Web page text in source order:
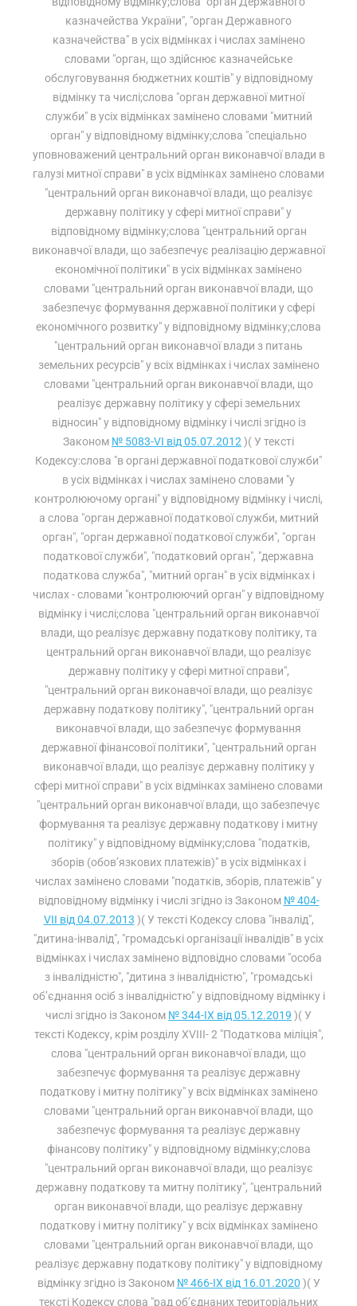
казначейства України", "орган Державного
казначейства" в усіх відмінках і числах замінено
словами "орган, що здійснює казначейське
обслуговування бюджетних коштів" у відповідному
відмінку та числі;слова "орган державної митної
служби" в усіх відмінках замінено словами "митний
орган" у відповідному відмінку;слова "спеціально
уповноважений центральний орган виконавчої влади в
галузі митної справи" в усіх відмінках замінено словами
"центральний орган виконавчої влади, що реалізує
державну політику у сфері митної справи" у
відповідному відмінку;слова "центральний орган
виконавчої влади, що забезпечує реалізацію державної
економічної політики" в усіх відмінках замінено
словами "центральний орган виконавчої влади, що
забезпечує формування державної політики у сфері
економічного розвитку" у відповідному відмінку;слова
"центральний орган виконавчої влади з питань
земельних ресурсів" у всіх відмінках і числах замінено
словами "центральний орган виконавчої влади, що
реалізує державну політику у сфері земельних
відносин" у відповідному відмінку і числі згідно із
Законом № 5083-VI від 05.07.2012 )( У тексті
Кодексу:слова "в органі державної податкової служби"
в усіх відмінках і числах замінено словами "у
контролюючому органі" у відповідному відмінку і числі,
а слова "орган державної податкової служби, митний
орган", "орган державної податкової служби", "орган
податкової служби", "податковий орган", "державна
податкова служба", "митний орган" в усіх відмінках і
числах - словами "контролюючий орган" у відповідному
відмінку і числі;слова "центральний орган виконавчої
влади, що реалізує державну податкову політику, та
центральний орган виконавчої влади, що реалізує
державну політику у сфері митної справи",
"центральний орган виконавчої влади, що реалізує
державну податкову політику", "центральний орган
виконавчої влади, що забезпечує формування
державної фінансової політики", "центральний орган
виконавчої влади, що реалізує державну політику у
сфері митної справи" в усіх відмінках замінено словами
"центральний орган виконавчої влади, що забезпечує
формування та реалізує державну податкову і митну
політику" у відповідному відмінку;слова "податків,
зборів (обов’язкових платежів)" в усіх відмінках і
числах замінено словами "податків, зборів, платежів" у
відповідному відмінку і числі згідно із Законом № 404-
VII від 04.07.2013 )( У тексті Кодексу слова "інвалід",
"дитина-інвалід", "громадські організації інвалідів" в усіх
відмінках і числах замінено відповідно словами "особа
з інвалідністю", "дитина з інвалідністю", "громадські
об’єднання осіб з інвалідністю" у відповідному відмінку і
числі згідно із Законом № 344-IX від 05.12.2019 )( У
тексті Кодексу, крім розділу XVIII- 2 "Податкова міліція",
слова "центральний орган виконавчої влади, що
забезпечує формування та реалізує державну
податкову і митну політику" у всіх відмінках замінено
словами "центральний орган виконавчої влади, що
забезпечує формування та реалізує державну
фінансову політику" у відповідному відмінку;слова
"центральний орган виконавчої влади, що реалізує
державну податкову та митну політику", "центральний
орган виконавчої влади, що реалізує державну
податкову і митну політику" у всіх відмінках замінено
словами "центральний орган виконавчої влади, що
реалізує державну податкову політику" у відповідному
відмінку згідно із Законом № 466-IX від 16.01.2020 )( У
тексті Кодексу слова "рад об’єднаних територіальних